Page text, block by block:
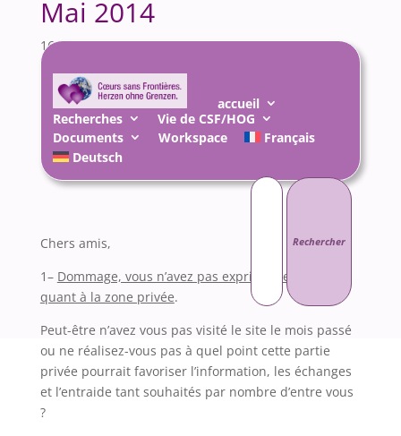
accueil
Recherches
Vie de CSF/HOG
Documents
Workspace
Français
Deutsch
Rechercher :
Mai 2014
16 Juin 2014|AnnoncesNouvelles,Vie de
l'Association
Chers amis,
1– Dommage, vous n’avez pas exprimé de souhaits
quant à la zone privée.
Peut-être n’avez vous pas visité le site le mois passé
ou ne réalisez-vous pas à quel point cette partie
privée pourrait favoriser l’information, les échanges
et l’entraide tant souhaités par nombre d’entre vous
?